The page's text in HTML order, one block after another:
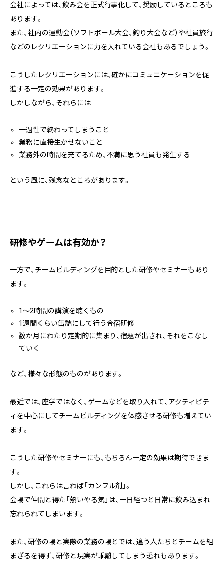
会社によっては、飲み会を正式行事化して、奨励しているところも
あります。
また、社内の運動会（ソフトボール大会、釣り大会など）や社員旅行
などのレクリエーションに力を入れている会社もあるでしょう。
こうしたレクリエーションには、確かにコミュニケーションを促
進する一定の効果があります。
しかしながら、それらには
一過性で終わってしまうこと
業務に直接生かせないこと
業務外の時間を充てるため、不満に思う社員も発生する
という風に、残念なところがあります。
研修やゲームは有効か？
一方で、チームビルディングを目的とした研修やセミナーもあり
ます。
1～2時間の講演を聴くもの
1週間くらい缶詰にして行う合宿研修
数か月にわたり定期的に集まり、宿題が出され、それをこなし
ていく
など、様々な形態のものがあります。
最近では、座学ではなく、ゲームなどを取り入れて、アクティビテ
ィを中心にしてチームビルディングを体感させる研修も増えてい
ます。
こうした研修やセミナーにも、もちろん一定の効果は期待できま
す。
しかし、これらは言わば「カンフル剤」。
会場で仲間と得た「熱いやる気」は、一日経つと日常に飲み込まれ
忘れられてしまいます。
また、研修の場と実際の業務の場とでは、違う人たちとチームを組
まざるを得ず、研修と現実が乖離してしまう恐れもあります。